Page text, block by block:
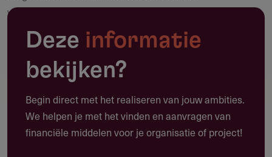
vervolgopleiding in binnen- of buitenland, of voor de
aanschaf van een passend instrument.
Dit fonds geeft ook aan projecten tot behoud van cultureel
erfgoed in Zaanstad en in Amsterdam.
Fonds op Naam
Deze informatie
bekijken?
Begin direct met het realiseren van jouw ambities.
We helpen je met het vinden en aanvragen van
financiële middelen voor je organisatie of project!